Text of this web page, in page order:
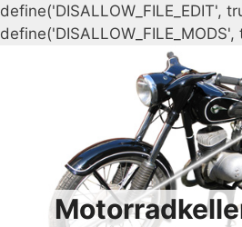
define('DISALLOW_FILE_EDIT',
define('DISALLOW_FILE_MODS',